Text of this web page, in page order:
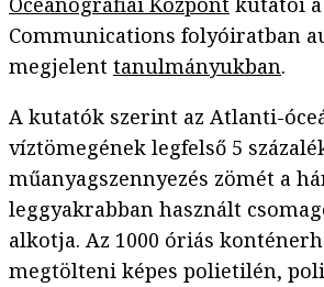
Communications folyóiratban
megjelent tanulmányukban.
A kutatók szerint az Atlanti-
víztömegének legfelső 5
műanyagszennyezés zömét a
leggyakrabban használt
alkotja. Az 1000 óriás
megtölteni képes polietilén,